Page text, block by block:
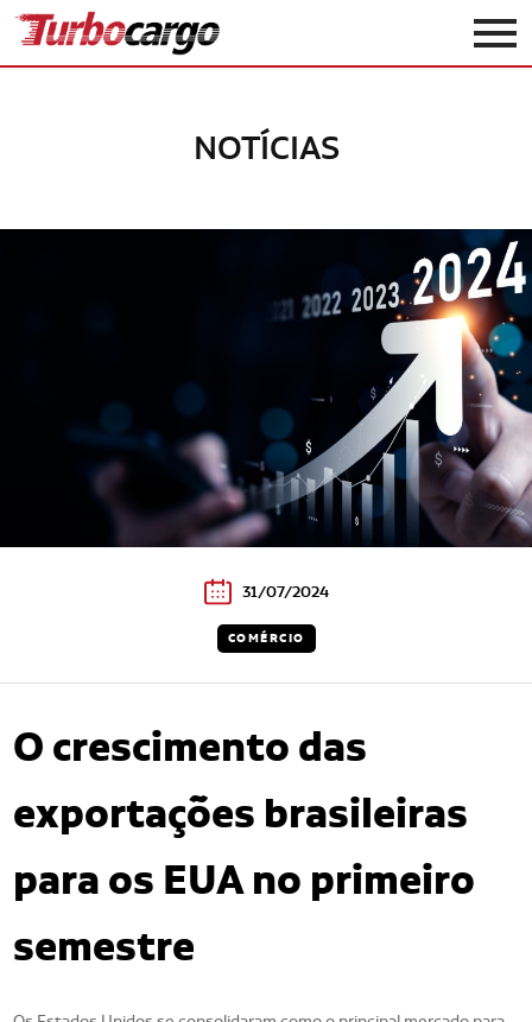
Turbocargo
NOTÍCIAS
31/07/2024
COMÉRCIO
O crescimento das
exportações brasileiras
para os EUA no primeiro
semestre